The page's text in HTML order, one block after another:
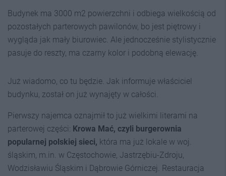
Budynek ma 3000 m2 powierzchni i odbiega wielkością od
pozostałych parterowych pawilonów, bo jest piętrowy i
wygląda jak mały biurowiec. Ale jednocześnie stylistycznie
pasuje do reszty, ma czarny kolor i podobną elewację.
Już wiadomo, co tu będzie. Jak informuje właściciel
budynku, został on już wynajęty w całości.
Pierwszy najemca oznajmił to już wielkimi literami na
parterowej części: Krowa Mać, czyli burgerownia
popularnej polskiej sieci, która ma już lokale w woj.
śląskim, m.in. w Częstochowie, Jastrzębiu-Zdroju,
Wodzisławiu Śląskim i Dąbrowie Górniczej. Restauracja